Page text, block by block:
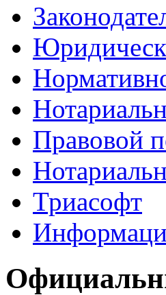
Правовой
Триасофт